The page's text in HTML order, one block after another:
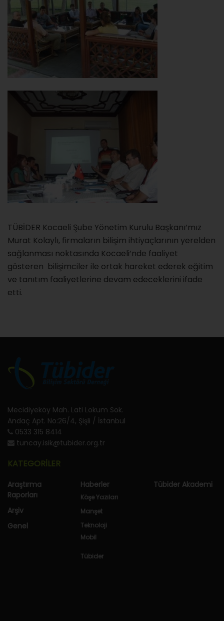
TÜBİDER Kocaeli Şube Yönetim Kurulu Başkanı’mız
Murat Kolaylı, firmaların bilişim ihtiyaçlarının yerelden
sağlanması noktasında Kocaeli’nde faaliyet
gösteren bilişimciler ile ortak hareket ederek eğitim
ve tanıtım faaliyetlerine devam edeceklerini ifade
etti.
Mecidiyeköy Mah. Lati Lokum Sok.
Andaç Apt. No:26/4, Şişli / İstanbul
0533 315 8414
tuncay.isik@tubider.org.tr
KATEGORİLER
Araştırma
Raporları
Arşiv
Genel
Haberler
Köşe Yazıları
Manşet
Teknoloji
Mobil
Tübider
Tübider Akademi